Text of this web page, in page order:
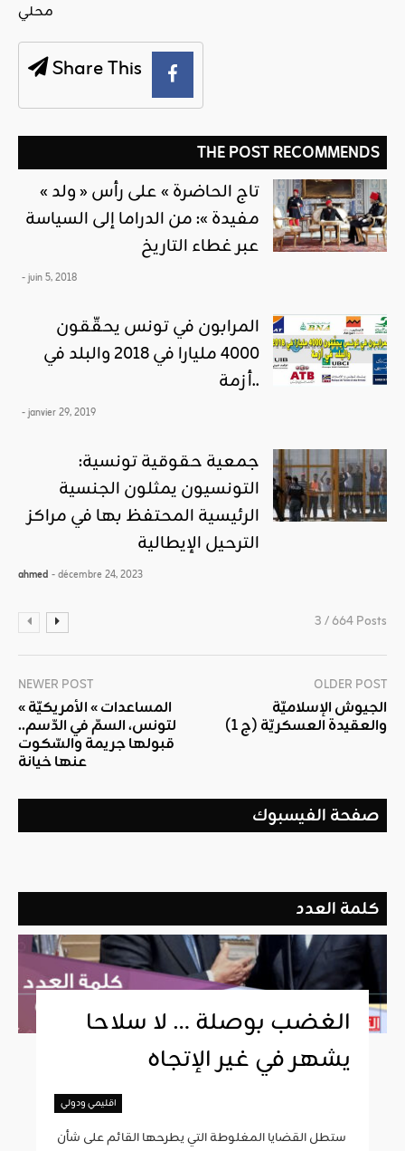
محلي
Share This
THE POST RECOMMENDS
« تاج الحاضرة » على رأس « ولد
مفيدة »: من الدراما إلى السياسة
عبر غطاء التاريخ
- juin 5, 2018
المرابون في تونس يحقّقون
4000 مليارا في 2018 والبلد في
أزمة..
- janvier 29, 2019
جمعية حقوقية تونسية:
التونسيون يمثلون الجنسية
الرئيسية المحتفظ بها في مراكز
الترحيل الإيطالية
ahmed - décembre 24, 2023
3 / 664 Posts
NEWER POST
« المساعدات » الأمريكيّة
لتونس، السمّ في الدّسم..
قبولها جريمة والسّكوت
عنها خيانة
OLDER POST
الجيوش الإسلاميّة
والعقيدة العسكريّة (ج 1)
صفحة الفيسبوك
كلمة العدد
الغضب بوصلة … لا سلاحا
يشهر في غير الإتجاه
اقليمي ودولي